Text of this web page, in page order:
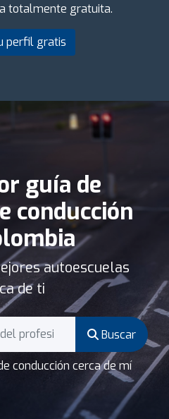
totalmente gratuita.
perfil gratis
guía de
conducción
autoescuelas
de ti
Buscar
conducción cerca de mí